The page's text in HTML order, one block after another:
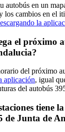
autobús en un
los cambios en el
la
el próximo
del próximo
aplicación, igual
del autobús
tiene
de Junta de